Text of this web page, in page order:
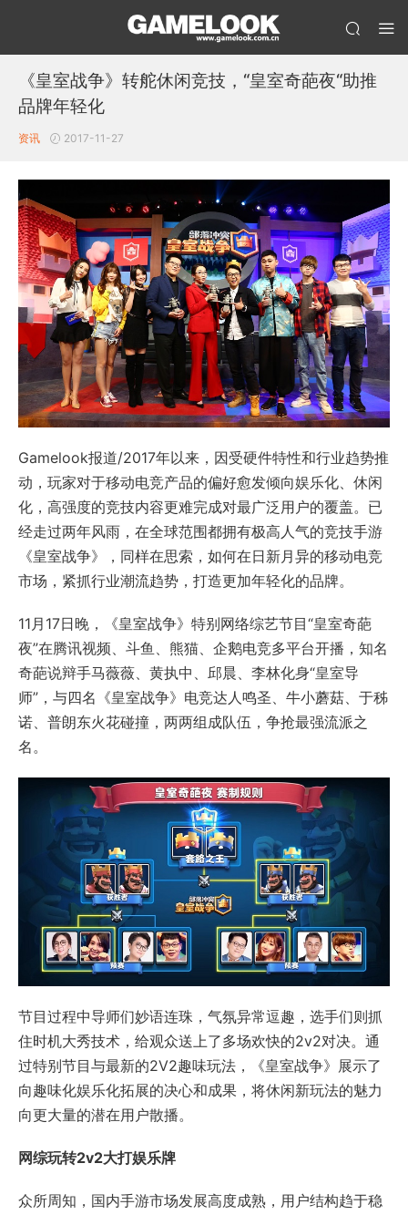
《皇室战争》转舵休闲竞技，“皇室奇葩夜“助推
品牌年轻化
资讯 2017-11-27
Gamelook报道/2017年以来，因受硬件特性和行业趋势推
动，玩家对于移动电竞产品的偏好愈发倾向娱乐化、休闲
化，高强度的竞技内容更难完成对最广泛用户的覆盖。已
经走过两年风雨，在全球范围都拥有极高人气的竞技手游
《皇室战争》，同样在思索，如何在日新月异的移动电竞
市场，紧抓行业潮流趋势，打造更加年轻化的品牌。
11月17日晚，《皇室战争》特别网络综艺节目“皇室奇葩
夜”在腾讯视频、斗鱼、熊猫、企鹅电竞多平台开播，知名
奇葩说辩手马薇薇、黄执中、邱晨、李林化身“皇室导
师”，与四名《皇室战争》电竞达人鸣圣、牛小蘑菇、于秭
诺、普朗东火花碰撞，两两组成队伍，争抢最强流派之
名。
节目过程中导师们妙语连珠，气氛异常逗趣，选手们则抓
住时机大秀技术，给观众送上了多场欢快的2v2对决。通
过特别节目与最新的2V2趣味玩法，《皇室战争》展示了
向趣味化娱乐化拓展的决心和成果，将休闲新玩法的魅力
向更大量的潜在用户散播。
网综玩转2v2大打娱乐牌
众所周知，国内手游市场发展高度成熟，用户结构趋于稳